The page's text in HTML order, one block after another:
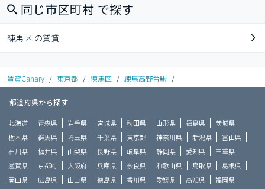
同じ市区町村 で探す
練馬区 の賃貸
賃貸Canary / 東京都 / 練馬区 / 練馬高野台駅 /
都道府県から探す
北海道 青森県 岩手県 宮城県 秋田県 山形県 福島県
茨城県
栃木県
群馬県 埼玉県 千葉県 東京都 神奈川県 新潟県
富山県
石川県
福井県 山梨県 長野県 岐阜県 静岡県 愛知県
三重県
滋賀県
京都府 大阪府 兵庫県 奈良県 和歌山県 鳥取県
島根県
岡山県
広島県 山口県 徳島県 香川県 愛媛県 高知県 福岡県